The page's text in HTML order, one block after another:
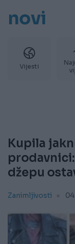
novi
Vijesti
Kupila
džepu
Zanimljivosti